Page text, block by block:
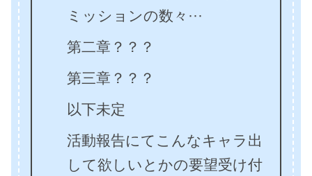
ミッションの数々···
第二章？？？
第三章？？？
以下未定
活動報告にてこんなキャラ出
して欲しいとかの要望受け付